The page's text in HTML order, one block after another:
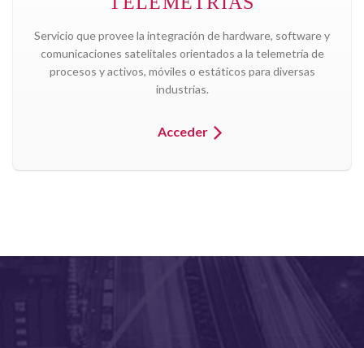
Servicio que provee la integración de hardware, software y
comunicaciones satelitales orientados a la telemetría de
procesos y activos, móviles o estáticos para diversas
industrias.
Acceder